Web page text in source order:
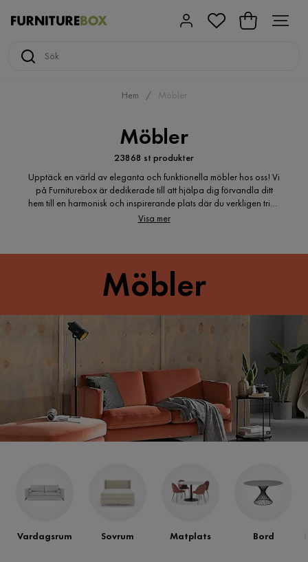
Hem Möbler
Möbler
23868 st produkter
Upptäck en värld av eleganta och funktionella möbler hos oss! Vi
på Furniturebox är dedikerade till att hjälpa dig förvandla ditt
hem till en harmonisk och inspirerande plats där du verkligen trivs.
Vårt omfattande sortiment möbler är noggrant utvalda för att
har vi det perfekta valet för dig. Skapa en plats där komfort möter
estetik och skapa dina drömrum med våra högkvalitativa möbler.
Välkommen till Furniturebox, där ditt hem är vår passion.
Visa mer
Möbler
Vardagsrum Sovrum Matplats Bord